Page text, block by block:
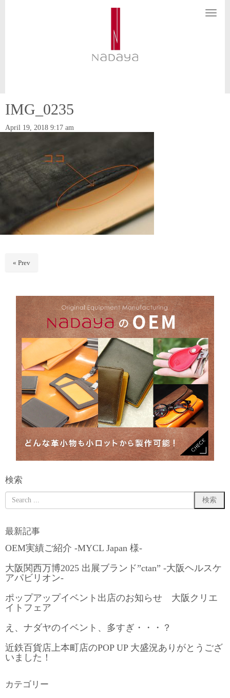
N
IMG_0235
April 19, 2018 9:17 am
« Prev
検索
最新記事
OEM実績ご紹介 -MYCL Japan 様-
大阪関西万博2025 出展ブランド”ctan” -大阪ヘルスケ
アパビリオン-
ポップアップイベント出店のお知らせ 大阪クリエ
イトフェア
え、ナダヤのイベント、多すぎ・・・？
近鉄百貨店上本町店のPOP UP 大盛況ありがとうござ
いました！
カテゴリー